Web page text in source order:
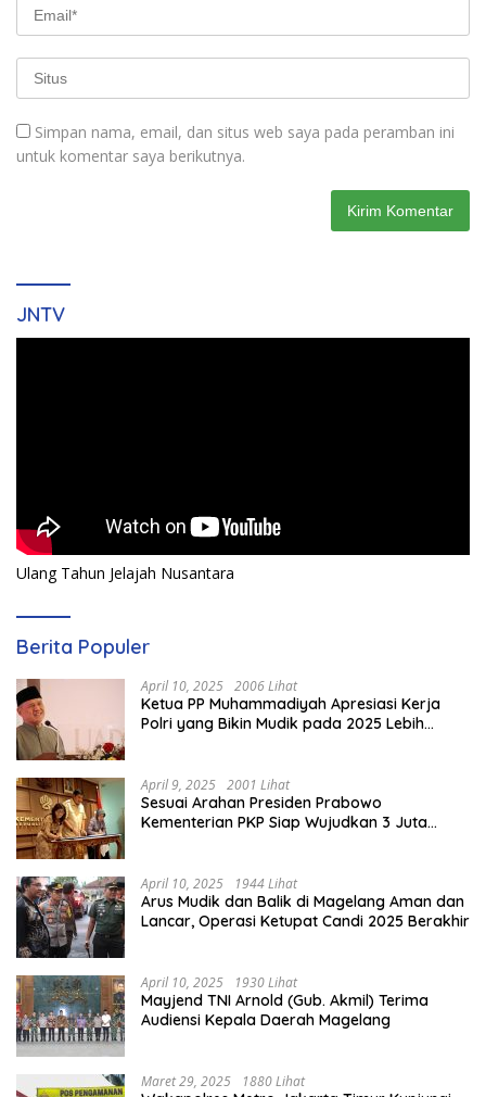
Simpan nama, email, dan situs web saya pada peramban ini
untuk komentar saya berikutnya.
JNTV
Ulang Tahun Jelajah Nusantara
Berita Populer
April 10, 2025 2006 Lihat
Ketua PP Muhammadiyah Apresiasi Kerja
Polri yang Bikin Mudik pada 2025 Lebih
April 9, 2025 2001 Lihat
Sesuai Arahan Presiden Prabowo
Kementerian PKP Siap Wujudkan 3 Juta
April 10, 2025 1944 Lihat
Arus Mudik dan Balik di Magelang Aman dan
Lancar, Operasi Ketupat Candi 2025 Berakhir
April 10, 2025 1930 Lihat
Mayjend TNI Arnold (Gub. Akmil) Terima
Audiensi Kepala Daerah Magelang
Maret 29, 2025 1880 Lihat